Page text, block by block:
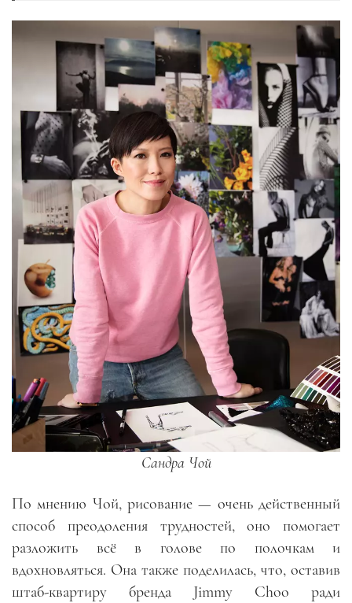
Сандра Чой
По мнению Чой, рисование — очень действенный
способ преодоления трудностей, оно помогает
разложить всё в голове по полочкам и
вдохновляться. Она также поделилась, что, оставив
штаб-квартиру бренда Jimmy Choo ради